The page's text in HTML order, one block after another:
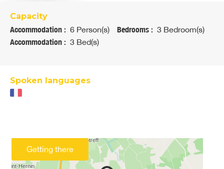
Capacity
Accommodation : 6 Person(s) Bedrooms : 3 Bedroom(s)
Accommodation : 3 Bed(s)
Spoken languages
Getting there